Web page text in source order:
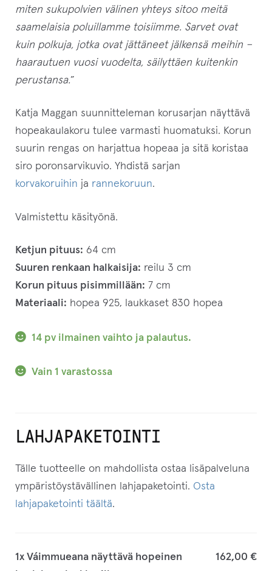
miten sukupolvien välinen yhteys sitoo meitä
saamelaisia poluillamme toisiimme. Sarvet ovat
kuin polkuja, jotka ovat jättäneet jälkensä meihin –
haarautuen vuosi vuodelta, säilyttäen kuitenkin
perustansa.”
Katja Maggan suunnitteleman korusarjan näyttävä
hopeakaulakoru tulee varmasti huomatuksi. Korun
suurin rengas on harjattua hopeaa ja sitä koristaa
siro poronsarvikuvio. Yhdistä sarjan
korvakoruihin ja rannekoruun.
Valmistettu käsityönä.
Ketjun pituus: 64 cm
Suuren renkaan halkaisija: reilu 3 cm
Korun pituus pisimmillään: 7 cm
Materiaali: hopea 925, laukkaset 830 hopea
14 pv ilmainen vaihto ja palautus.
Vain 1 varastossa
LAHJAPAKETOINTI
Tälle tuotteelle on mahdollista ostaa lisäpalveluna
ympäristöystävällinen lahjapaketointi. Osta
lahjapaketointi täältä.
1xVáimmueana näyttävä hopeinen
162,00 €